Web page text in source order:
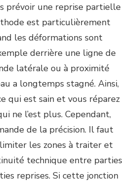
prévoir une reprise partielle
est particulièrement
les déformations sont
derrière une ligne de
latérale ou à proximité
a longtemps stagné. Ainsi,
qui est sain et vous réparez
ne l’est plus. Cependant,
de la précision. Il faut
les zones à traiter et
technique entre parties
reprises. Si cette jonction